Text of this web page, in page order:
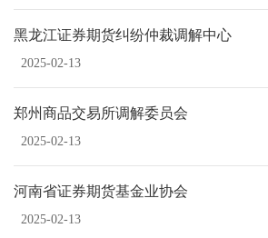
黑龙江证券期货纠纷仲裁调解中心
2025-02-13
郑州商品交易所调解委员会
2025-02-13
河南省证券期货基金业协会
2025-02-13